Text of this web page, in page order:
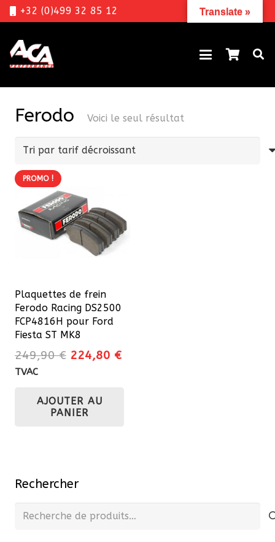
+32 (0)499 32 85 12
Ferodo Voici le seul résultat
PROMO !
Plaquettes de frein
Ferodo Racing DS2500
FCP4816H pour Ford
Fiesta ST MK8
249,90€ Le
était :
249,90 €.
224,80 €Le
TVAC
AJOUTER AU
PANIER
Rechercher
Recherche
Translate »